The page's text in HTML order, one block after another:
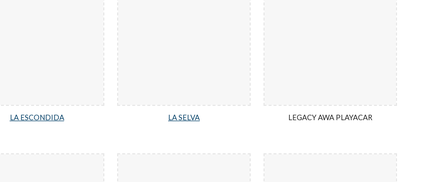
LA ESCONDIDA LA SELVA LEGACY AWA PLAYACAR